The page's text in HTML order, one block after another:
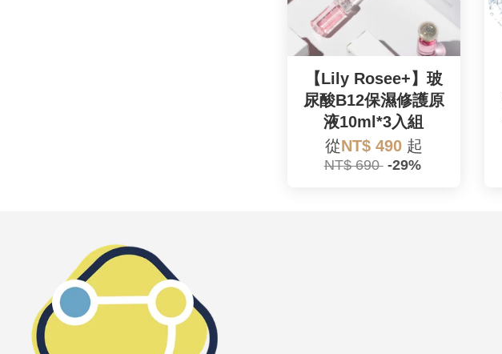
【Lily Rosee+】玻
尿酸B12保濕修護原
液10ml*3入組
從NT$ 490 起
NT$ 690 -29%